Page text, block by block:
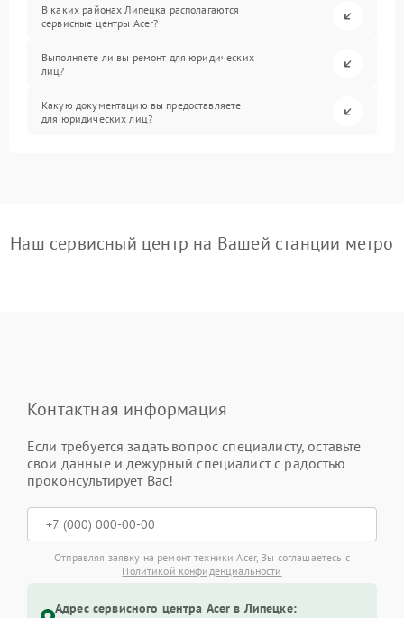
В каких районах Липецка располагаются
сервисные центры Acer?
Выполняете ли вы ремонт для юридических
лиц?
Какую документацию вы предоставляете
для юридических лиц?
Наш сервисный центр на Вашей станции метро
Контактная информация
Если требуется задать вопрос специалисту, оставьте
свои данные и дежурный специалист с радостью
проконсультирует Вас!
Отправляя заявку на ремонт техники Acer, Вы соглашаетесь с
Политикой конфиденциальности
Адрес сервисного центра Acer в Липецке: